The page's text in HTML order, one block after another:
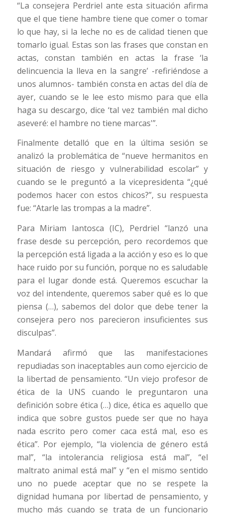
“La consejera Perdriel ante esta situación afirma
que el que tiene hambre tiene que comer o tomar
lo que hay, si la leche no es de calidad tienen que
tomarlo igual. Estas son las frases que constan en
actas, constan también en actas la frase ‘la
delincuencia la lleva en la sangre’ -refiriéndose a
unos alumnos- también consta en actas del día de
ayer, cuando se le lee esto mismo para que ella
haga su descargo, dice ‘tal vez también mal dicho
aseveré: el hambre no tiene marcas'”.
Finalmente detalló que en la última sesión se
analizó la problemática de “nueve hermanitos en
situación de riesgo y vulnerabilidad escolar” y
cuando se le preguntó a la vicepresidenta “¿qué
podemos hacer con estos chicos?”, su respuesta
fue: “Atarle las trompas a la madre”.
Para Miriam Iantosca (IC), Perdriel “lanzó una
frase desde su percepción, pero recordemos que
la percepción está ligada a la acción y eso es lo que
hace ruido por su función, porque no es saludable
para el lugar donde está. Queremos escuchar la
voz del intendente, queremos saber qué es lo que
piensa (…), sabemos del dolor que debe tener la
consejera pero nos parecieron insuficientes sus
disculpas”.
Mandará afirmó que las manifestaciones
repudiadas son inaceptables aun como ejercicio de
la libertad de pensamiento. “Un viejo profesor de
ética de la UNS cuando le preguntaron una
definición sobre ética (…) dice, ética es aquello que
indica que sobre gustos puede ser que no haya
nada escrito pero comer caca está mal, eso es
ética”. Por ejemplo, “la violencia de género está
mal”, “la intolerancia religiosa está mal”, “el
maltrato animal está mal” y “en el mismo sentido
uno no puede aceptar que no se respete la
dignidad humana por libertad de pensamiento, y
mucho más cuando se trata de un funcionario